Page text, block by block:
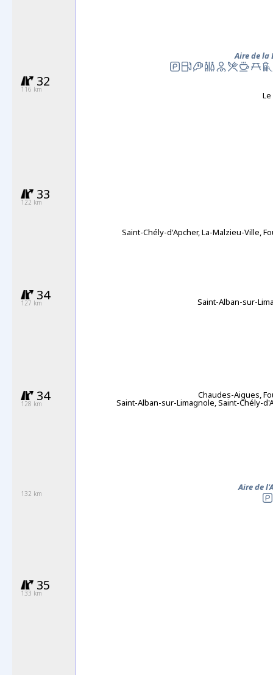
32
116 km
Aire de la
33
122 km
Saint-Chély-d'Apcher, La-Malzieu-Ville,
34
127 km Saint-Alban-sur-
34
128 km
Chaudes-Aigues,
Saint-Alban-sur-Limagnole,Saint-Chély-
132 km
Aire de
35
133 km